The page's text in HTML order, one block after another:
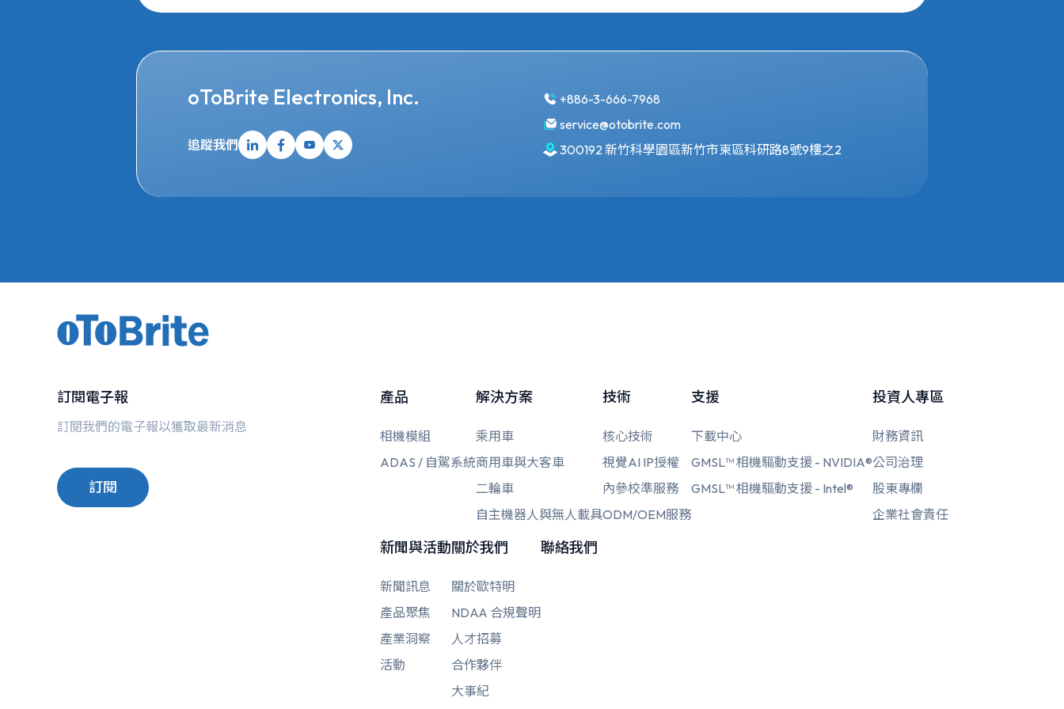
oToBrite Electronics, Inc.
追蹤我們
+886-3-666-7968
service@otobrite.com
300192 新竹科學園區新竹市東區科研路8號9樓之2
訂閱電子報
訂閱我們的電子報以獲取最新消息
訂閱
產品
相機模組
ADAS / 自駕系統
解決方案
乘用車
商用車與大客車
二輪車
自主機器人與無人載具
技術
核心技術
視覺AI IP授權
內參校準服務
ODM/OEM服務
支援
下載中心
GMSL™ 相機驅動支援 - NVIDIA®
GMSL™ 相機驅動支援 - Intel®
投資人專區
財務資訊
公司治理
股東專欄
企業社會責任
新聞與活動
新聞訊息
產品聚焦
產業洞察
活動
關於我們
關於歐特明
NDAA 合規聲明
人才招募
合作夥伴
大事紀
聯絡我們